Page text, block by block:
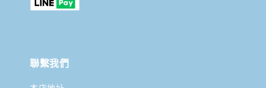
聯繫我們